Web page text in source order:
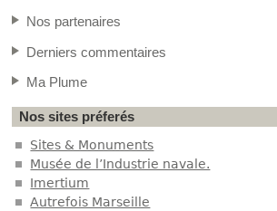
Nos partenaires
Derniers commentaires
Ma Plume
Nos sites préferés
Sites & Monuments
Musée de l’Industrie navale.
Imertium
Autrefois Marseille